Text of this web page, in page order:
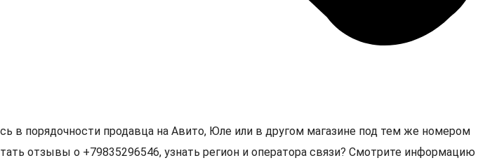
в порядочности продавца на Авито, Юле или в другом магазине под тем же номером
отзывы о +79835296546, узнать регион и оператора связи? Смотрите информацию